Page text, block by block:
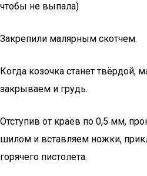
чтобы не выпала)
Закрепили малярным скотчем.
Когда козочка станет твёрдой,
закрываем и грудь.
Отступив от краёв по 0,5 мм,
шилом и вставляем ножки,
горячего пистолета.